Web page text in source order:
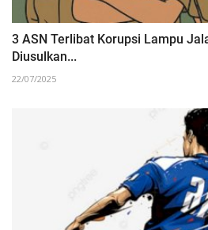
3 ASN Terlibat Korupsi Lampu
Diusulkan...
22/07/2025